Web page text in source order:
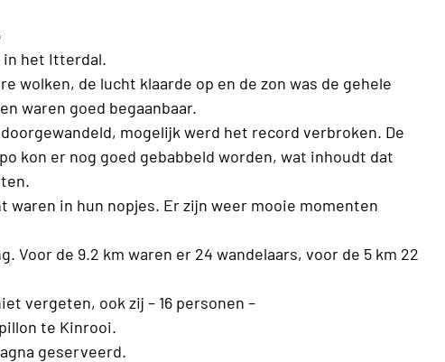
in het Itterdal.
wolken, de lucht klaarde op en de zon was de gehele
waren goed begaanbaar.
mogelijk werd het record verbroken. De
kon er nog goed gebabbeld worden, wat inhoudt dat
waren in hun nopjes. Er zijn weer mooie momenten
Voor de 9.2 km waren er 24 wandelaars, voor de 5 km 22
vergeten, ook zij – 16 personen –
te Kinrooi.
geserveerd.